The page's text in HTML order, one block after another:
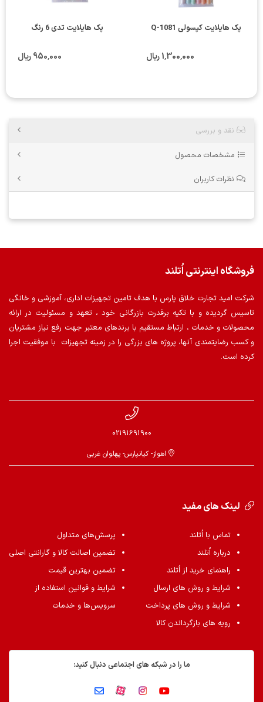
پک هایلایت کپسولی Q-1081
1٬300٬000 ریال
پک هایلایت تدی 6 رنگ
950٬000 ریال
نقد و بررسی
مشخصات محصول
نظرات کاربران
فروشگاه اینترنتی اُتلند
شرکت امید تجارت خلاق پارس با هدف تامین تجهیزات اداری، آموزشی و خانگی
تاسیس گردیده و با تکیه برقدرت بازرگانی خود ، تعهد و مسئولیت در ارائه
محصولات و خدمات ، ارتباط مستقیم با برندهای معتبر جهت رفع نیاز مشتریان
و کسب رضایتمندی آنها، پروژه های بزرگی را در زمینه تجهیزات با موفقیت اجرا
کرده است.
02191691900
اهواز- کیانپارس- پهلوان غربی
لینک های مفید
تماس با اُتلند
درباره اُتلند
راهنمای خرید از اُتلند
شرایط و روش های ارسال
شرایط و روش های پرداخت
رویه های بازگرداندن کالا
پرسش‌های متداول
تضمین اصالت کالا و گارانتی اصلی
تضمین بهترین قیمت
شرایط و قوانین استفاده از
سرویس‌ها و خدمات
ما را در شبکه های اجتماعی دنبال کنید: